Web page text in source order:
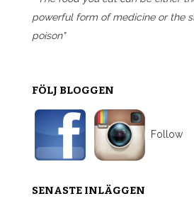
powerful form of medicine or the
poison"
FÖLJ BLOGGEN
Follow
SENASTE INLÄGGEN